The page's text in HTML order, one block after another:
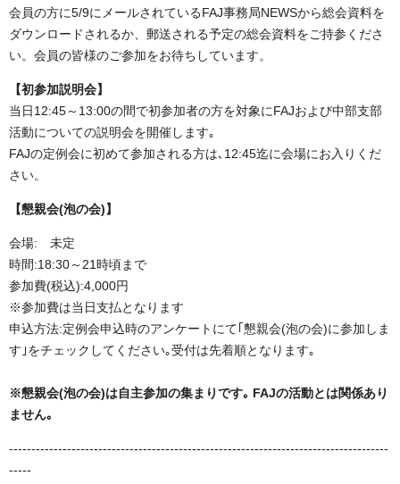
会員の方に5/9にメールされているFAJ事務局NEWSから総会資料を
ダウンロードされるか、郵送される予定の総会資料をご持参くださ
い。会員の皆様のご参加をお待ちしています。
【初参加説明会】
当日12:45～13:00の間で初参加者の方を対象にFAJおよび中部支部
活動についての説明会を開催します｡
FAJの定例会に初めて参加される方は､12:45迄に会場にお入りくだ
さい。
【懇親会(泡の会)】
会場: 未定
時間:18:30～21時頃まで
参加費(税込):4,000円
※参加費は当日支払となります
申込方法:定例会申込時のアンケートにて｢懇親会(泡の会)に参加しま
す｣をチェックしてください｡受付は先着順となります｡
※懇親会(泡の会)は自主参加の集まりです｡ FAJの活動とは関係あり
ません｡
-------------------------------------------------------------------------------------
-----